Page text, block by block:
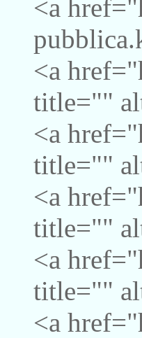
<a
<a
title=""
<a
title=""
<a
title=""
<a
title=""
<a